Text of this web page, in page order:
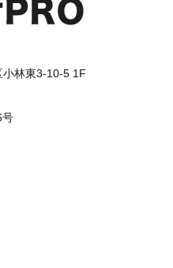
林東3-10-5 1F
号